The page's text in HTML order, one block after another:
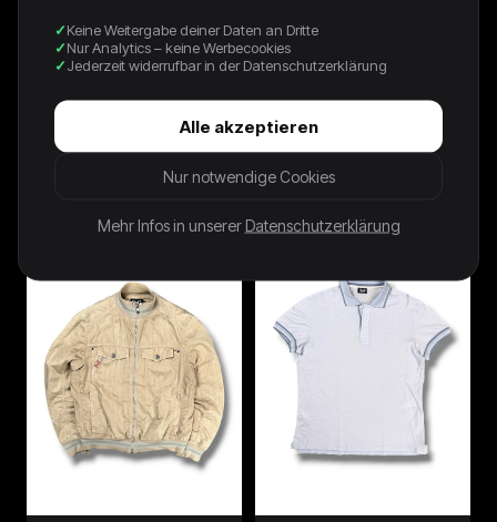
Maison Margiela 2012 Gold
"Cadillac" Hightop (41)
Dolce & Gabbana Y2K Straight-
Fit Vintage Jeans | S
Keine Weitergabe deiner Daten an Dritte
Nur Analytics – keine Werbecookies
Jederzeit widerrufbar in der Datenschutzerklärung
Alle akzeptieren
Nur notwendige Cookies
Mehr Infos in unserer Datenschutzerklärung